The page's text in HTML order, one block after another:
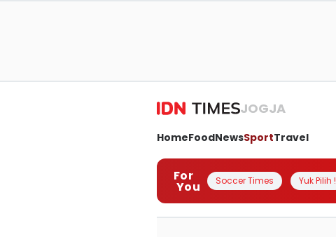
JOGJA
HomeFoodNewsSportTravel
For
You Soccer Times Yuk Pilih !